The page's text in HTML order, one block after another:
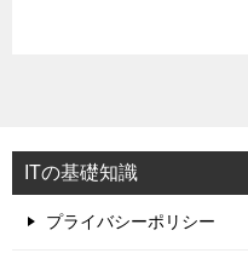
ITの基礎知識
プライバシーポリシー